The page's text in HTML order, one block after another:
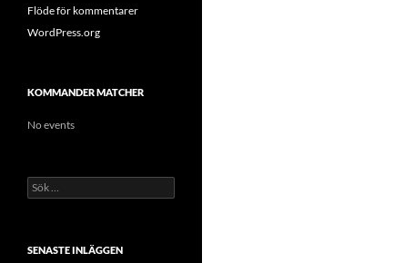
Flöde för kommentarer
WordPress.org
KOMMANDER MATCHER
No events
Sök
efter:
SENASTE INLÄGGEN